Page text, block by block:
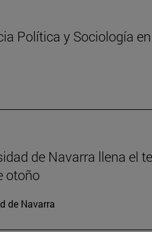
Política y Sociología
de Navarra llena el
otoño
de Navarra